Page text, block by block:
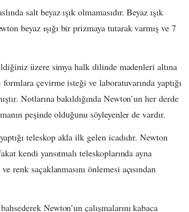
salt beyaz ışık olmamasıdır. Beyaz ışık
beyaz ışığı bir prizmaya tutarak varmış ve 7
üzere simya halk dilinde madenleri altına
çevirme isteği ve laboratuvarında yaptığı
Notlarına bakıldığında Newton’un her derde
peşinde olduğunu söyleyenler de vardır.
teleskop akla ilk gelen icadıdır. Newton
kendi yansıtmalı teleskoplarında ayna
renk saçaklanmasını önlemesi açısından
Newton’un çalışmalarını kabaca